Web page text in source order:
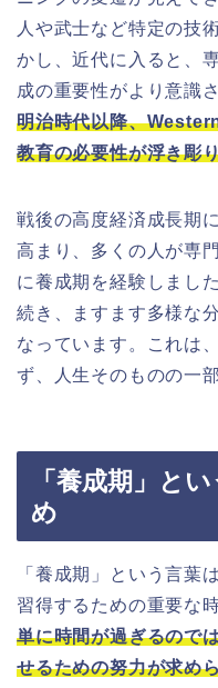
人や武士など特定の技
かし、近代に入ると、
成の重要性がより意識
明治時代以降、
教育の必要性が浮き彫
戦後の高度経済成長期
高まり、多くの人が専
に養成期を経験しまし
続き、ますます多様な
なっています。これは
ず、人生そのものの一
「養成期」と
め
「養成期」という言葉
習得するための重要な
単に時間が過ぎるので
せるための努力が求め